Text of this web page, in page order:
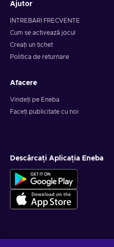
Ajutor
INTREBARI FRECVENTE
Cum se activează jocul
Creați un tichet
Politica de returnare
Afacere
Vindeți pe Eneba
Faceți publicitate cu noi
Descărcați Aplicația Eneba